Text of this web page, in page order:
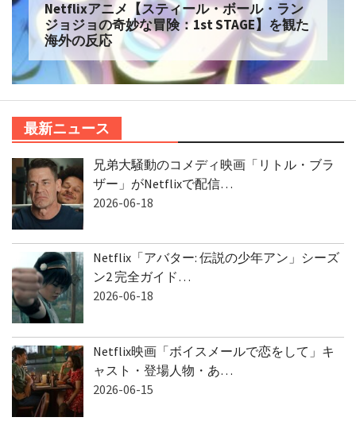
Netflixアニメ【スティール・ボール・ラン
ジョジョの奇妙な冒険：1st STAGE】を観た
海外の反応
最新ニュース
兄弟大騒動のコメディ映画「リトル・ブラ
ザー」がNetflixで配信…
2026-06-18
Netflix「アバター: 伝説の少年アン」シーズ
ン2 完全ガイド…
2026-06-18
Netflix映画「ボイスメールで恋をして」キ
ャスト・登場人物・あ…
2026-06-15